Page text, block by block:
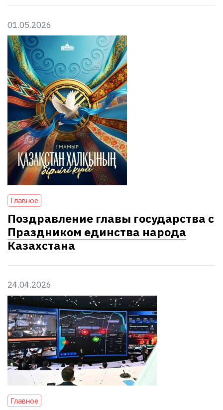
01.05.2026
Главное
Поздравление главы государства с
Праздником единства народа
Казахстана
24.04.2026
Главное